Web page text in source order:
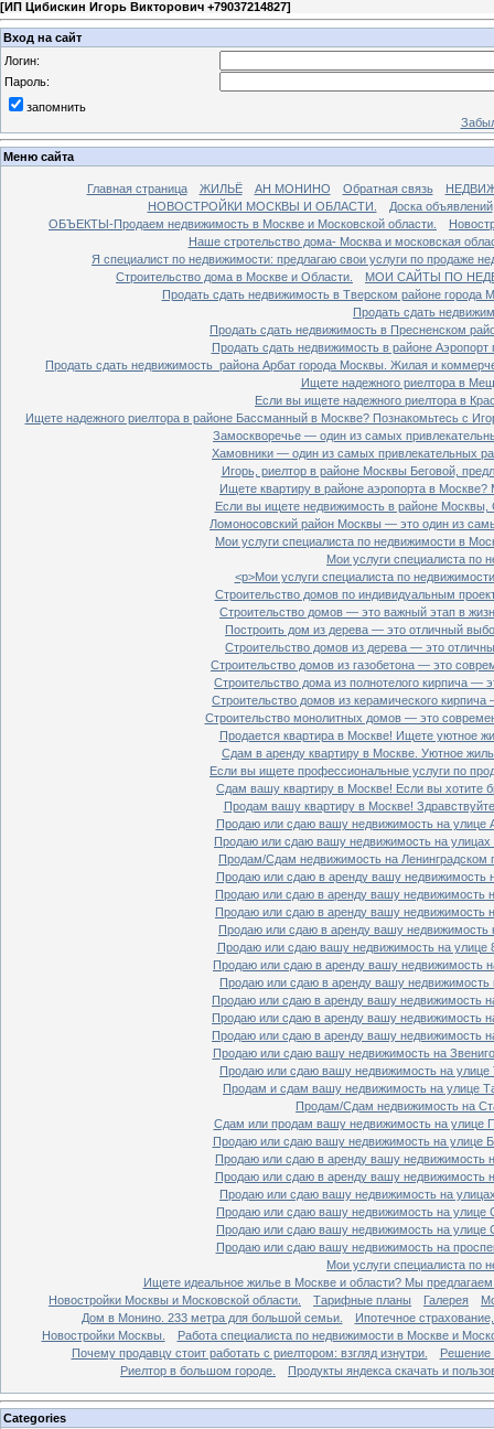
[ИП Цибискин Игорь Викторович +79037214827]
Вход на сайт
Логин:
Пароль:
запомнить
Меню сайта
Главная страница ЖИЛЬЁ АН МОНИНО Обратная связь
НОВОСТРОЙКИ МОСКВЫ И ОБЛАСТИ.
Доска объявлений
ОБЪЕКТЫ-Продаем недвижимость в Москве и Московской области.
Наше стротельство дома- Москва и московская
Я специалист по недвижимости: предлагаю свои услуги по продаже
Строительство дома в Москве и Области.
МОИ САЙТЫ ПО
Продать сдать недвижимость в Тверском районе города
Продать сдать
Продать сдать недвижимость в Пресненском
Продать сдать недвижимость в районе
Продать сдать недвижимость района Арбат города Москвы. Жилая и
Ищете надежного риелтора в
Если вы ищете надежного риелтора в
Ищете надежного риелтора в районе Бассманный в Москве? Познакомьтесь с
Замоскворечье — один из самых
Хамовники — один из самых привлекательных
Игорь, риелтор в районе Москвы Беговой,
Ищете квартиру в районе аэропорта в
Если вы ищете недвижимость в районе Москвы,
Ломоносовский район Москвы — это один из
Мои услуги специалиста по недвижимости в
Мои услуги специалиста по
<p>Мои услуги специалиста по
Строительство домов по индивидуальным
Строительство домов — это важный этап в
Построить дом из дерева — это отличный
Строительство домов из дерева — это
Строительство домов из газобетона — это
Строительство дома из полнотелого кирпича —
Строительство домов из керамического
Строительство монолитных домов — это
Продается квартира в Москве! Ищете уютное
Сдам в аренду квартиру в Москве. Уютное
Если вы ищете профессиональные услуги по
Сдам вашу квартиру в Москве! Если вы хотите
Продам вашу квартиру в Москве!
Продаю или сдаю вашу недвижимость на улице
Продаю или сдаю вашу недвижимость на
Продам/Сдам недвижимость на Ленинградском
Продаю или сдаю в аренду вашу недвижимость
Продаю или сдаю в аренду вашу недвижимость
Продаю или сдаю в аренду вашу недвижимость
Продаю или сдаю в аренду вашу недвижимость
Продаю или сдаю вашу недвижимость на улице
Продаю или сдаю в аренду вашу недвижимость
Продаю или сдаю в аренду вашу недвижимость
Продаю или сдаю в аренду вашу недвижимость
Продаю или сдаю в аренду вашу недвижимость
Продаю или сдаю в аренду вашу недвижимость
Продаю или сдаю вашу недвижимость на
Продаю или сдаю вашу недвижимость на улице
Продам и сдам вашу недвижимость на улице
Продам/Сдам недвижимость на
Сдам или продам вашу недвижимость на улице
Продаю или сдаю вашу недвижимость на улице
Продаю или сдаю в аренду вашу недвижимость
Продаю или сдаю в аренду вашу недвижимость
Продаю или сдаю вашу недвижимость на
Продаю или сдаю вашу недвижимость на улице
Продаю или сдаю вашу недвижимость на улице
Продаю или сдаю вашу недвижимость на
Мои услуги специалиста по
Ищете идеальное жилье в Москве и области? Мы
Новостройки Москвы и Московской области.
Тарифные планы Галерея
Дом в Монино. 233 метра для большой семьи.
Ипотечное
Новостройки Москвы.
Работа специалиста по недвижимости в Москве и
Почему продавцу стоит работать с риелтором: взгляд изнутри.
Решение
Риелтор в большом городе.
Продукты яндекса скачать и
Categories